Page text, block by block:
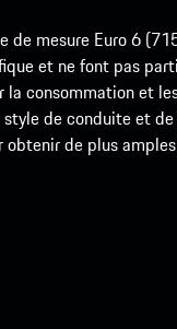
mesure Euro 6
et ne font pas
consommation et
de conduite et
obtenir de plus